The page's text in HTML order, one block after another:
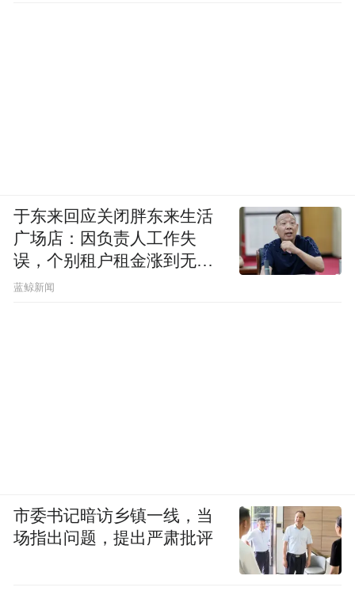
于东来回应关闭胖东来生活
广场店：因负责人工作失
误，个别租户租金涨到无法
想象
蓝鲸新闻
市委书记暗访乡镇一线，当
场指出问题，提出严肃批评